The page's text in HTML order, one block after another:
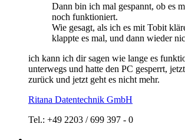
Dann bin ich mal gespannt, ob es
noch funktioniert.
Wie gesagt, als ich es mit Tobit
klappte es mal, und dann wieder
ich kann ich dir sagen wie lange es
unterwegs und hatte den PC gesperrt,
zurück und jetzt geht es nicht mehr.
Ritana Datentechnik GmbH
Tel.: +49 2203 / 699 397 - 0